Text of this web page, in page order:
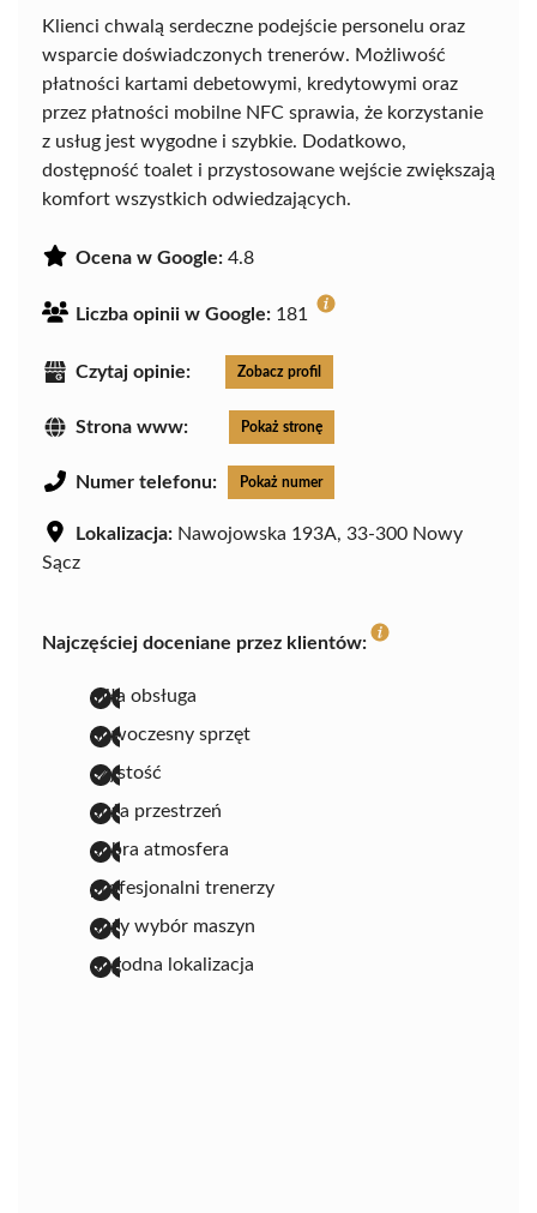
Klienci chwalą serdeczne podejście personelu oraz
wsparcie doświadczonych trenerów. Możliwość
płatności kartami debetowymi, kredytowymi oraz
przez płatności mobilne NFC sprawia, że korzystanie
z usług jest wygodne i szybkie. Dodatkowo,
dostępność toalet i przystosowane wejście zwiększają
komfort wszystkich odwiedzających.
Ocena w Google: 4.8
Liczba opinii w Google: 181
Czytaj opinie: Zobacz profil
Strona www: Pokaż stronę
Numer telefonu: Pokaż numer
Lokalizacja: Nawojowska 193A, 33-300 Nowy
Sącz
Najczęściej doceniane przez klientów:
miła obsługa
nowoczesny sprzęt
czystość
duża przestrzeń
dobra atmosfera
profesjonalni trenerzy
duży wybór maszyn
dogodna lokalizacja